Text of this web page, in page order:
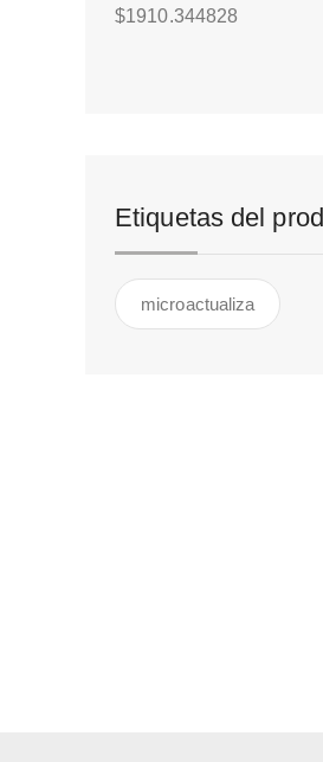
$1910.344828
Etiquetas del
microactualiza